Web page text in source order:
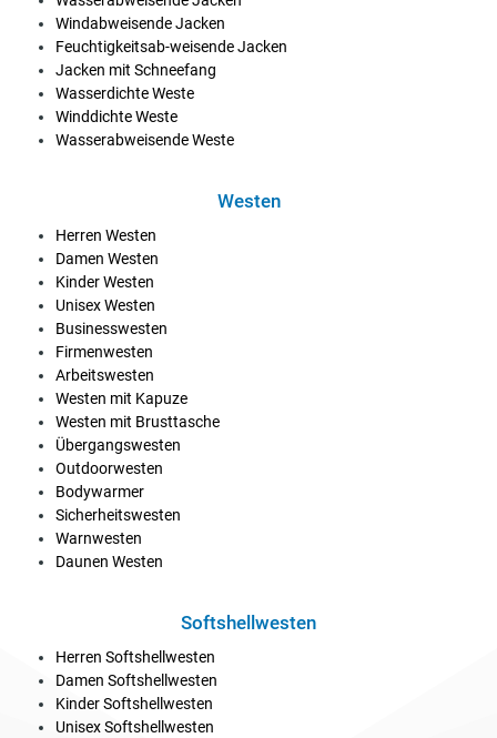
Windabweisende Jacken
Feuchtigkeitsab-weisende Jacken
Jacken mit Schneefang
Wasserdichte Weste
Winddichte Weste
Wasserabweisende Weste
Westen
Herren Westen
Damen Westen
Kinder Westen
Unisex Westen
Businesswesten
Firmenwesten
Arbeitswesten
Westen mit Kapuze
Westen mit Brusttasche
Übergangswesten
Outdoorwesten
Bodywarmer
Sicherheitswesten
Warnwesten
Daunen Westen
Softshellwesten
Herren Softshellwesten
Damen Softshellwesten
Kinder Softshellwesten
Unisex Softshellwesten